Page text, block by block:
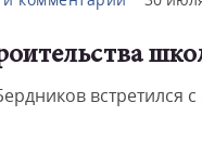
встретился